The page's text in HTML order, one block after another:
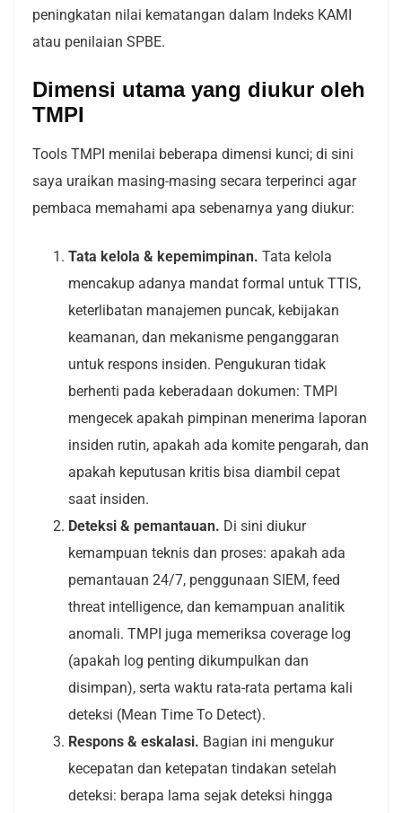
peningkatan nilai kematangan dalam Indeks KAMI
atau penilaian SPBE.
Dimensi utama yang diukur oleh
TMPI
Tools TMPI menilai beberapa dimensi kunci; di sini
saya uraikan masing-masing secara terperinci agar
pembaca memahami apa sebenarnya yang diukur:
Tata kelola & kepemimpinan. Tata kelola
mencakup adanya mandat formal untuk TTIS,
keterlibatan manajemen puncak, kebijakan
keamanan, dan mekanisme penganggaran
untuk respons insiden. Pengukuran tidak
berhenti pada keberadaan dokumen: TMPI
mengecek apakah pimpinan menerima laporan
insiden rutin, apakah ada komite pengarah, dan
apakah keputusan kritis bisa diambil cepat
saat insiden.
Deteksi & pemantauan. Di sini diukur
kemampuan teknis dan proses: apakah ada
pemantauan 24/7, penggunaan SIEM, feed
threat intelligence, dan kemampuan analitik
anomali. TMPI juga memeriksa coverage log
(apakah log penting dikumpulkan dan
disimpan), serta waktu rata-rata pertama kali
deteksi (Mean Time To Detect).
Respons & eskalasi. Bagian ini mengukur
kecepatan dan ketepatan tindakan setelah
deteksi: berapa lama sejak deteksi hingga